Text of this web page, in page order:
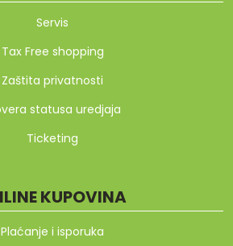
Servis
Tax Free shopping
Zaštita privatnosti
statusa uredjaja
Ticketing
KUPOVINA
Plaćanje i isporuka